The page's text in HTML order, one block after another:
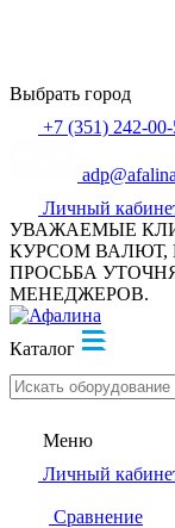
Выбрать город
+7 (351) 242-
Личный
УВАЖАЕМЫЕ
КУРСОМ ВАЛЮТ,
ПРОСЬБА
МЕНЕДЖЕРОВ.
Каталог
Меню
Личный
Сравнение